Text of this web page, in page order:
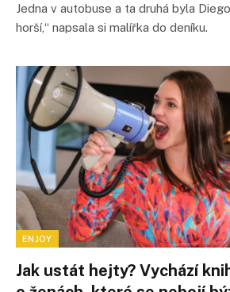
Jedna v autobuse a ta druhá byla
horší,“ napsala si malířka do deníku.
ENJOY
Jak ustát hejty? Vychází